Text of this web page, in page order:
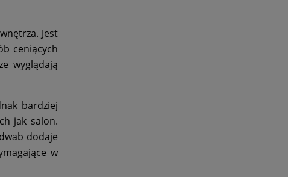
Jest
ceniących
wyglądają
bardziej
jak salon.
dodaje
w